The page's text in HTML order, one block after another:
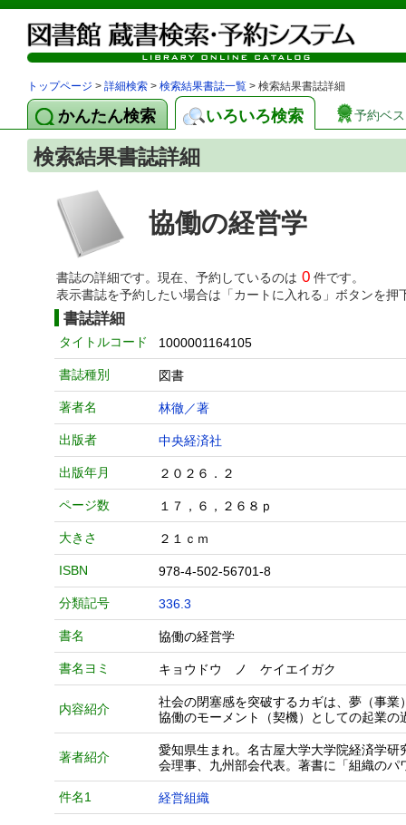
トップページ > 詳細検索 > 検索結果書誌一覧 > 検索結果書誌詳細
かんたん検索 いろいろ検索 予約ベ
検索結果書誌詳細
協働の経営学
書誌の詳細です。現在、予約しているのは 0 件です。
表示書誌を予約したい場合は「カートに入れる」ボタンを押
書誌詳細
タイトルコード 1000001164105
書誌種別 図書
著者名 林徹／著
出版者 中央経済社
出版年月 ２０２６．２
ページ数 １７，６，２６８ｐ
大きさ ２１ｃｍ
ISBN 978-4-502-56701-8
分類記号 336.3
書名 協働の経営学
書名ヨミ キョウドウ ノ ケイエイガク
内容紹介
社会の閉塞感を突破するカギは、夢（事
協働のモーメント（契機）としての起業
著者紹介
愛知県生まれ。名古屋大学大学院経済学
会理事、九州部会代表。著書に「組織のパ
件名1 経営組織